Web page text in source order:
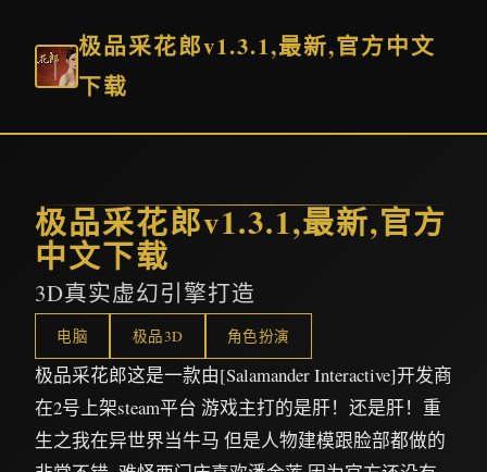
极品采花郎v1.3.1,最新,官方中文
下载
极品采花郎v1.3.1,最新,官方
中文下载
3D真实虚幻引擎打造
电脑 极品3D 角色扮演
极品采花郎这是一款由[Salamander Interactive]开发商
在2号上架steam平台 游戏主打的是肝！还是肝！重
生之我在异世界当牛马 但是人物建模跟脸部都做的